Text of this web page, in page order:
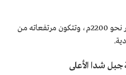
يرتفع الجبل عن سطح البحر نحو 2200م، وتتكون مرتفعاته من
شدا الأعلى